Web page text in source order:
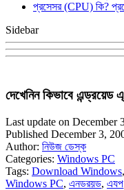
প্রসেসর (CPU) কি?
Sidebar
দেখেনিন কিভাবে
Last update on December
Published December 3,
Author: নিউজ ডেস্ক
Categories: Windows PC
Tags: Download Windows,
Windows PC, এনডরয়ড, এযপ